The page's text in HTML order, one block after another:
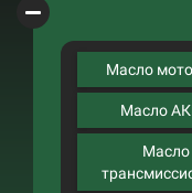
Масло
Масло
Масло